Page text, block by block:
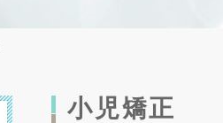
小児矯正